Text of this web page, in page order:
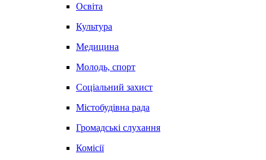
Освіта
Культура
Медицина
Молодь, спорт
Соціальний захист
Містобудівна рада
Громадські слухання
Комісії